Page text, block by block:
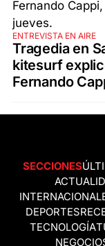
ENTREVISTA EN AIRE
Tragedia en
kitesurf
Fernando
SECCIONES
DEPORTES
TECNOLOGÍA